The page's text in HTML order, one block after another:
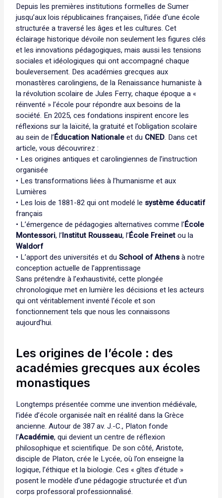
Depuis les premières institutions formelles de Sumer
jusqu’aux lois républicaines françaises, l’idée d’une école
structurée a traversé les âges et les cultures. Cet
éclairage historique dévoile non seulement les figures clés
et les innovations pédagogiques, mais aussi les tensions
sociales et idéologiques qui ont accompagné chaque
bouleversement. Des académies grecques aux
monastères carolingiens, de la Renaissance humaniste à
la révolution scolaire de Jules Ferry, chaque époque a «
réinventé » l’école pour répondre aux besoins de la
société. En 2025, ces fondations inspirent encore les
réflexions sur la laïcité, la gratuité et l’obligation scolaire
au sein de l’Éducation Nationaleet du CNED. Dans cet
article, vous découvrirez :
• Les origines antiques et carolingiennes de l’instruction
organisée
• Les transformations liées à l’humanisme et aux
Lumières
• Les lois de 1881-82 qui ont modelé le système éducatif
français
• L’émergence de pédagogies alternatives comme l’École
Montessori, l’Institut Rousseau, l’École Freinetou la
Waldorf
• L’apport des universités et duSchool of Athensà notre
conception actuelle de l’apprentissage
Sans prétendre à l’exhaustivité, cette plongée
chronologique met en lumière les décisions et les acteurs
qui ont véritablement inventé l’école et son
fonctionnement tels que nous les connaissons
aujourd’hui.
Les origines de l’école : des
académies grecques aux écoles
monastiques
Longtemps présentée comme une invention médiévale,
l’idée d’école organisée naît en réalité dans la Grèce
ancienne. Autour de 387 av. J.-C., Platon fonde
l’Académie, qui devient un centre de réflexion
philosophique et scientifique. De son côté, Aristote,
disciple de Platon, crée le Lycée, où l’on enseigne la
logique, l’éthique et la biologie. Ces « gîtes d’étude »
posent le modèle d’une pédagogie structurée et d’un
corps professoral professionnalisé.